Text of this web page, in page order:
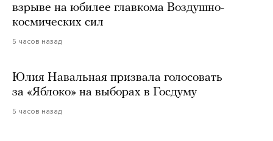
взрыве на юбилее главкома Воздушно-
космических сил
5 часов назад
Юлия Навальная призвала голосовать
за «Яблоко» на выборах в Госдуму
5 часов назад